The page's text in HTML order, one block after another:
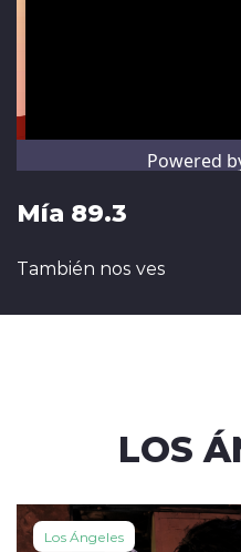
Mía 89.3
También nos ves
LOS
Los Ángeles